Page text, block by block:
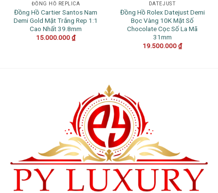
ĐỒNG HỒ REPLICA
Đồng Hồ Cartier Santos Nam
Demi Gold Mặt Trắng Rep 1:1
Cao Nhất 39.8mm
15.000.000₫
DATEJUST
Đồng Hồ Rolex Datejust Demi
Bọc Vàng 10K Mặt Số
Chocolate Cọc Số La Mã
31mm
19.500.000₫